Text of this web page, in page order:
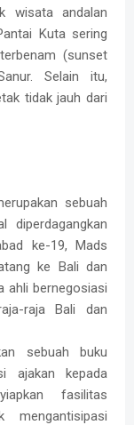
wisata andalan
Kuta sering
(sunset
Selain itu,
tidak jauh dari
sebuah
diperdagangkan
ke-19, Mads
ke Bali dan
ahli bernegosiasi
raja Bali dan
sebuah buku
ajakan kepada
fasilitas
mengantisipasi